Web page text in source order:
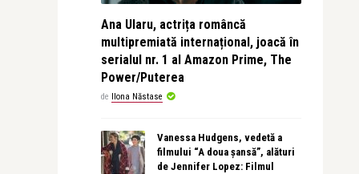
Ana Ularu, actrița româncă
multipremiată internațional, joacă în
serialul nr. 1 al Amazon Prime, The
Power/Puterea
de Ilona Năstase
Vanessa Hudgens, vedetă a
filmului “A doua șansă”, alături
de Jennifer Lopez: Filmul